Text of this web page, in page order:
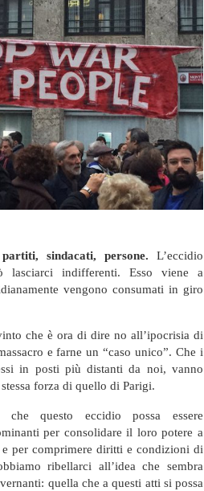
sindacati, persone. L’eccidio
lasciarci indifferenti. Esso viene a
vengono consumati in giro
che è ora di dire no all’ipocrisia di
e farne un “caso unico”. Che i
in posti più distanti da noi, vanno
forza di quello di Parigi.
che questo eccidio possa essere
per consolidare il loro potere a
per comprimere diritti e condizioni di
ribellarci all’idea che sembra
quella che a questi atti si possa